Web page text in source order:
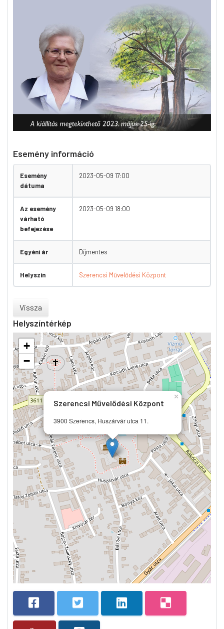
Esemény információ
Esemény
dátuma
2023-05-09 17:00
Az esemény
várható
befejezése
2023-05-09 18:00
Egyéni ár Díjmentes
Helyszín Szerencsi Művelődési Központ
Vissza
Helyszíntérkép
Szerencsi Művelődési Központ
3900 Szerencs, Huszárvár utca 11.
×
+
−